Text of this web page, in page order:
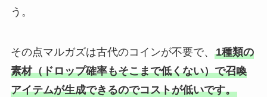
う。
その点マルガズは古代のコインが不要で、 1種類の
素材（ドロップ確率もそこまで低くない）で召喚
アイテムが生成できるのでコストが低いです。